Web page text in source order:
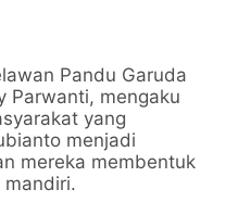
Pandu Garuda
Parwanti, mengaku
yang
menjadi
mereka membentuk
mandiri.